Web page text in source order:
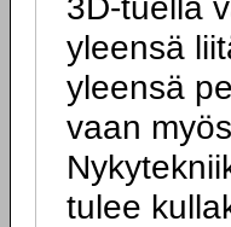
yleensä
yleensä
vaan
tulee